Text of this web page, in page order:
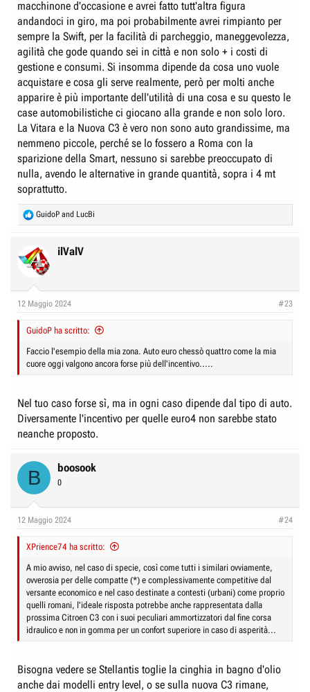
macchinone d'occasione e avrei fatto tutt'altra figura
andandoci in giro, ma poi probabilmente avrei rimpianto per
sempre la Swift, per la facilità di parcheggio, maneggevolezza,
agilità che gode quando sei in città e non solo + i costi di
gestione e consumi. Si insomma dipende da cosa uno vuole
acquistare e cosa gli serve realmente, però per molti anche
apparire è più importante dell'utilità di una cosa e su questo le
case automobilistiche ci giocano alla grande e non solo loro.
La Vitara e la Nuova C3 è vero non sono auto grandissime, ma
nemmeno piccole, perché se lo fossero a Roma con la
sparizione della Smart, nessuno si sarebbe preoccupato di
nulla, avendo le alternative in grande quantità, sopra i 4 mt
soprattutto.
R
e
c
t
i
s
GuidoP and LucBi
ilValV
12 Maggio 2024 #23
GuidoP ha scritto:
Faccio l'esempio della mia zona. Auto euro chessò quattro come la mia
cuore oggi valgono ancora forse più dell'incentivo.....
Nel tuo caso forse sì, ma in ogni caso dipende dal tipo di auto.
Diversamente l'incentivo per quelle euro4 non sarebbe stato
neanche proposto.
B boosook
0
12 Maggio 2024 #24
XPrience74 ha scritto:
A mio avviso, nel caso di specie, così come tutti i similari ovviamente,
ovverosia per delle compatte (*) e complessivamente competitive dal
versante economico e nel caso destinate a contesti (urbani) come proprio
quelli romani, l'ideale risposta potrebbe anche rappresentata dalla
prossima Citroen C3 con i suoi peculiari ammortizzatori dal fine corsa
idraulico e non in gomma per un confort superiore in caso di asperità...
Bisogna vedere se Stellantis toglie la cinghia in bagno d'olio
anche dai modelli entry level, o se sulla nuova C3 rimane,